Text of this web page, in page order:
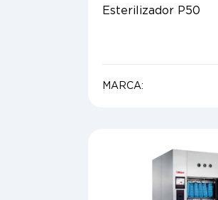
Esterilizador P50
MARCA: